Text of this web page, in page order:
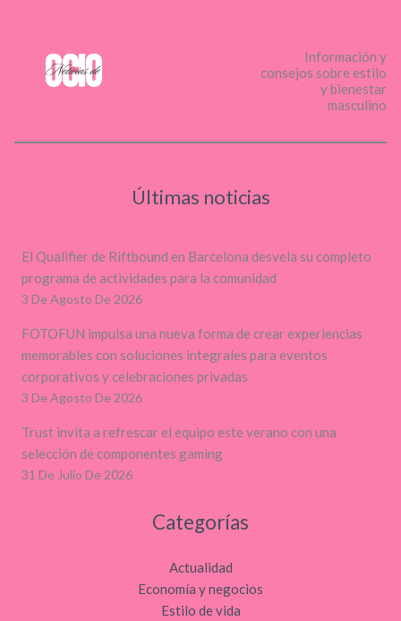
Información y
consejos sobre estilo
y bienestar
masculino
Últimas noticias
El Qualifier de Riftbound en Barcelona desvela su completo
programa de actividades para la comunidad
3 De Agosto De 2026
FOTOFUN impulsa una nueva forma de crear experiencias
memorables con soluciones integrales para eventos
corporativos y celebraciones privadas
3 De Agosto De 2026
Trust invita a refrescar el equipo este verano con una
selección de componentes gaming
31 De Julio De 2026
Categorías
Actualidad
Economía y negocios
Estilo de vida